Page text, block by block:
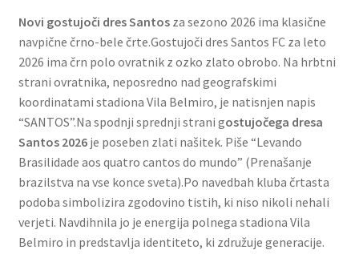
Novi gostujoči dres Santosza sezono 2026 ima klasične
navpične črno-bele črte.Gostujoči dres Santos FC za leto
2026 ima črn polo ovratnik z ozko zlato obrobo. Na hrbtni
strani ovratnika, neposredno nad geografskimi
koordinatami stadiona Vila Belmiro, je natisnjen napis
“SANTOS”.Na spodnji sprednji strani gostujočega dresa
Santos 2026je poseben zlati našitek. Piše “Levando
Brasilidade aos quatro cantos do mundo” (Prenašanje
brazilstva na vse konce sveta).Po navedbah kluba črtasta
podoba simbolizira zgodovino tistih, ki niso nikoli nehali
verjeti. Navdihnila jo je energija polnega stadiona Vila
Belmiro in predstavlja identiteto, ki združuje generacije.